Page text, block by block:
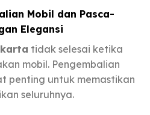
Mobil dan Pasca-
Elegansi
tidak selesai ketika
mobil. Pengembalian
penting untuk memastikan
seluruhnya.